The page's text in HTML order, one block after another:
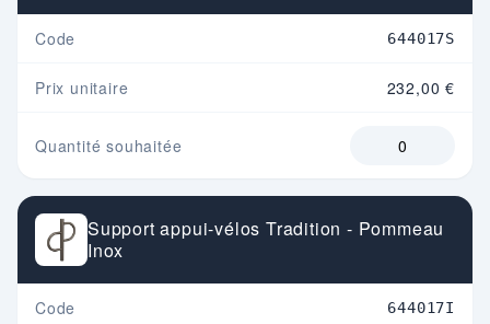
Code 644017S
Prix unitaire 232,00 €
Quantité souhaitée
Support appui-vélos Tradition - Pommeau
Inox
Code 644017I